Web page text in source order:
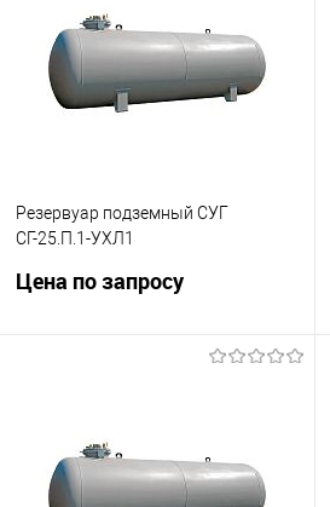
Резервуар подземный СУГ
СГ-25.П.1-УХЛ1
Цена по запросу
Купить в 1 клик
Сравнить